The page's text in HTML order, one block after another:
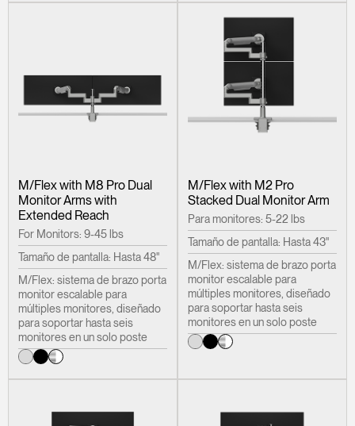
M/Flex with M8 Pro Dual
Monitor Arms with
Extended Reach
For Monitors: 9-45 lbs
Tamaño de pantalla: Hasta 48"
M/Flex: sistema de brazo porta
monitor escalable para
múltiples monitores, diseñado
para soportar hasta seis
monitores en un solo poste
M/Flex with M2 Pro
Stacked Dual Monitor Arm
Para monitores: 5-22 lbs
Tamaño de pantalla: Hasta 43"
M/Flex: sistema de brazo porta
monitor escalable para
múltiples monitores, diseñado
para soportar hasta seis
monitores en un solo poste